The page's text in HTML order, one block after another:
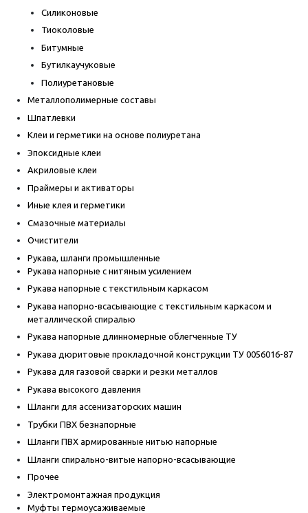
Силиконовые
Тиоколовые
Битумные
Бутилкаучуковые
Полиуретановые
Металлополимерные составы
Шпатлевки
Клеи и герметики на основе полиуретана
Эпоксидные клеи
Акриловые клеи
Праймеры и активаторы
Иные клея и герметики
Смазочные материалы
Очистители
Рукава, шланги промышленные
Рукава напорные с нитяным усилением
Рукава напорные с текстильным каркасом
Рукава напорно-всасывающие с текстильным каркасом и
металлической спиралью
Рукава напорные длинномерные облегченные ТУ
Рукава дюритовые прокладочной конструкции ТУ 0056016-87
Рукава для газовой сварки и резки металлов
Рукава высокого давления
Шланги для ассенизаторских машин
Трубки ПВХ безнапорные
Шланги ПВХ армированные нитью напорные
Шланги спирально-витые напорно-всасывающие
Прочее
Электромонтажная продукция
Муфты термоусаживаемые